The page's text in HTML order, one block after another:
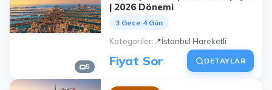
5
| 2026 Dönemi
3 Gece 4 Gün
Kategoriler 📍İstanbul Hareketli
Fiyat Sor DETAYLAR